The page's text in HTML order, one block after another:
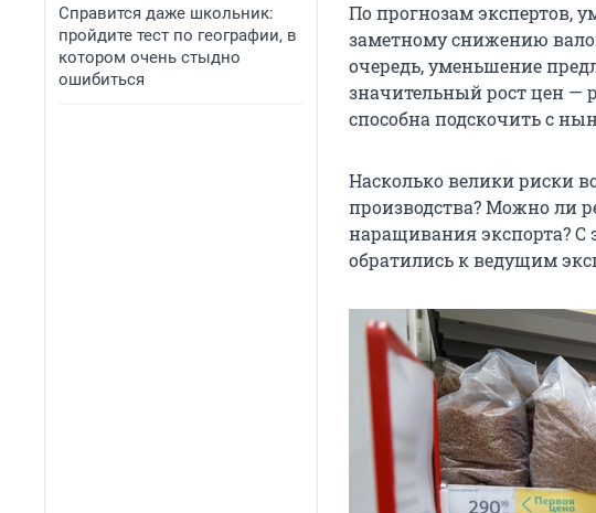
Справится даже школьник:
пройдите тест по географии, в
котором очень стыдно
ошибиться
По прогнозам экспертов,
заметному снижению
очередь, уменьшение
значительный рост цен —
способна подскочить с
Насколько велики риски
производства? Можно ли
наращивания экспорта?
обратились к ведущим